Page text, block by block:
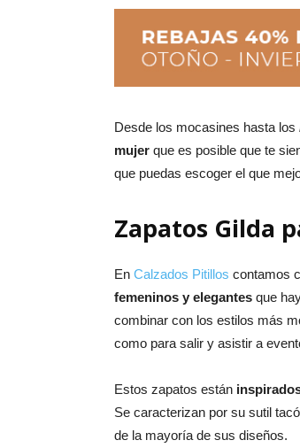
Desde los mocasines hasta los
mujer que es posible que te
que puedas escoger el que
Zapatos Gilda
En Calzados Pitillos contamos
femeninos y elegantes que
combinar con los estilos más
como para salir y asistir a
Estos zapatos están
Se caracterizan por su sutil
de la mayoría de sus diseños.